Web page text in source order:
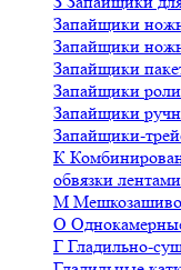
Запайщики
Запайщики
Запайщики
Запайщики
Запайщики
Запайщики-
К
обвязки лентами
М
О
Г Гладильно-